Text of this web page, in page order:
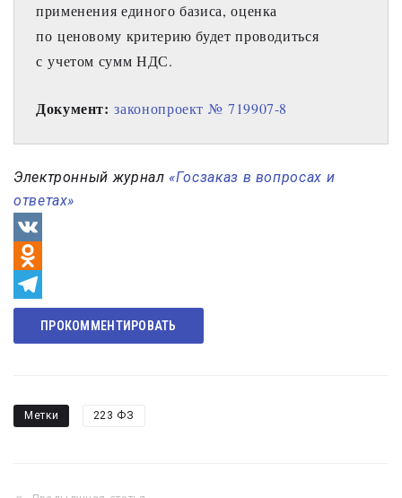
применения единого базиса, оценка
по ценовому критерию будет проводиться
с учетом сумм НДС.
Документ: законопроект № 719907-8
Электронный журнал «Госзаказ в вопросах и
ответах»
VK
Odnoklassniki
Telegram
ПРОКОММЕНТИРОВАТЬ
Метки 223 ФЗ